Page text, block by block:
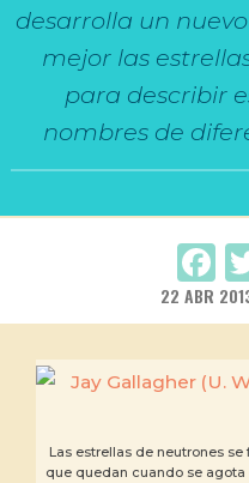
desarrolla un
mejor las
para describir
nombres de
22 ABR
Las estrellas de neutrones
que quedan cuando se